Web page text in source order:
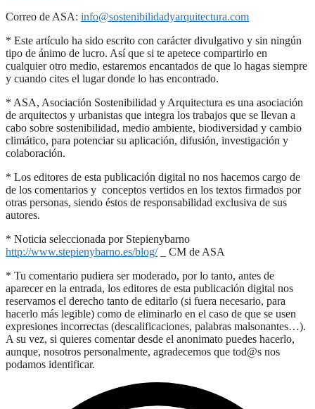
Correo de ASA: info@sostenibilidadyarquitectura.com
* Este artículo ha sido escrito con carácter divulgativo y sin ningún
tipo de ánimo de lucro. Así que si te apetece compartirlo en
cualquier otro medio, estaremos encantados de que lo hagas siempre
y cuando cites el lugar donde lo has encontrado.
* ASA, Asociación Sostenibilidad y Arquitectura es una asociación
de arquitectos y urbanistas que integra los trabajos que se llevan a
cabo sobre sostenibilidad, medio ambiente, biodiversidad y cambio
climático, para potenciar su aplicación, difusión, investigación y
colaboración.
* Los editores de esta publicación digital no nos hacemos cargo de
de los comentarios y conceptos vertidos en los textos firmados por
otras personas, siendo éstos de responsabilidad exclusiva de sus
autores.
* Noticia seleccionada por Stepienybarno
http://www.stepienybarno.es/blog/_ CM de ASA
* Tu comentario pudiera ser moderado, por lo tanto, antes de
aparecer en la entrada, los editores de esta publicación digital nos
reservamos el derecho tanto de editarlo (si fuera necesario, para
hacerlo más legible) como de eliminarlo en el caso de que se usen
expresiones incorrectas (descalificaciones, palabras malsonantes…).
A su vez, si quieres comentar desde el anonimato puedes hacerlo,
aunque, nosotros personalmente, agradecemos que tod@s nos
podamos identificar.